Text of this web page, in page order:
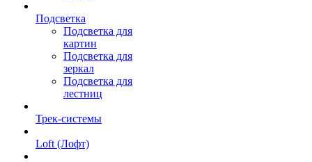
Подсветка
Подсветка для
картин
Подсветка для
зеркал
Подсветка для
лестниц
Трек-системы
Loft (Лофт)